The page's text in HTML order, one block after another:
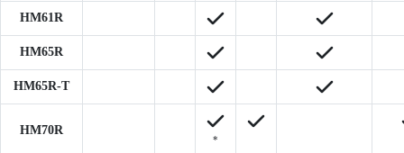
HM61R
HM65R
HM65R-T
HM70R
*